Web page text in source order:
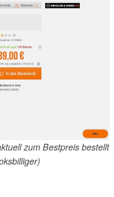
zum Bestpreis bestellt